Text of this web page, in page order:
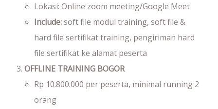
Lokasi: Online zoom meeting/Google Meet
Include:soft file modul training, soft file &
hard file sertifikat training, pengiriman hard
file sertifikat ke alamat peserta
OFFLINE TRAINING BOGOR
Rp 10.800.000 per peserta, minimal running 2
orang